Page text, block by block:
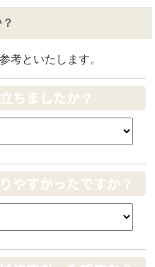
考といたします。
ちましたか？
やすかったですか？